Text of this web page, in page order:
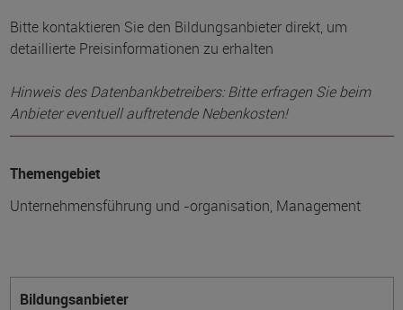
Bitte kontaktieren Sie den Bildungsanbieter direkt, um
detaillierte Preisinformationen zu erhalten
Hinweis des Datenbankbetreibers: Bitte erfragen Sie beim
Anbieter eventuell auftretende Nebenkosten!
Themengebiet
Unternehmensführung und -organisation, Management
Bildungsanbieter